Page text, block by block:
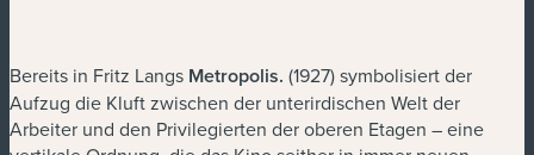
Bereits in Fritz Langs Metropolis. (1927) symbolisiert der
Aufzug die Kluft zwischen der unterirdischen Welt der
Arbeiter und den Privilegierten der oberen Etagen – eine